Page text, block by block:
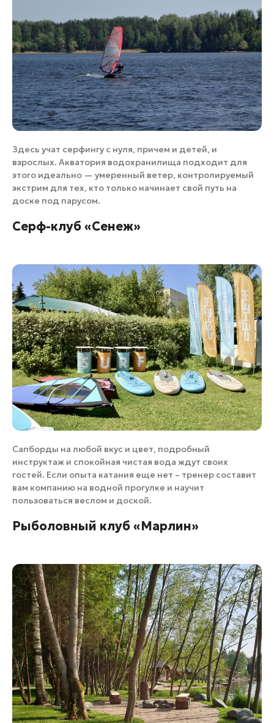
Здесь учат серфингу с нуля, причем и детей, и
взрослых. Акватория водохранилища подходит для
этого идеально — умеренный ветер, контролируемый
экстрим для тех, кто только начинает свой путь на
доске под парусом.
Серф-клуб «Сенеж»
Сапборды на любой вкус и цвет, подробный
инструктаж и спокойная чистая вода ждут своих
гостей. Если опыта катания еще нет – тренер составит
вам компанию на водной прогулке и научит
пользоваться веслом и доской.
Рыболовный клуб «Марлин»